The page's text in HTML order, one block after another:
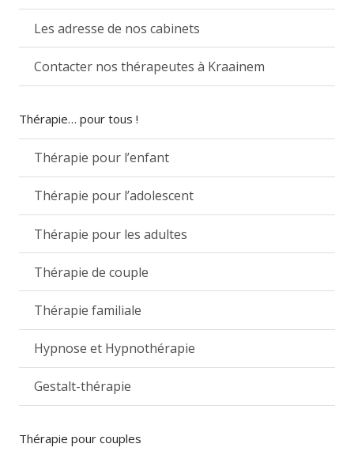
Les adresse de nos cabinets
Contacter nos thérapeutes à Kraainem
Thérapie… pour tous !
Thérapie pour l’enfant
Thérapie pour l’adolescent
Thérapie pour les adultes
Thérapie de couple
Thérapie familiale
Hypnose et Hypnothérapie
Gestalt-thérapie
Thérapie pour couples